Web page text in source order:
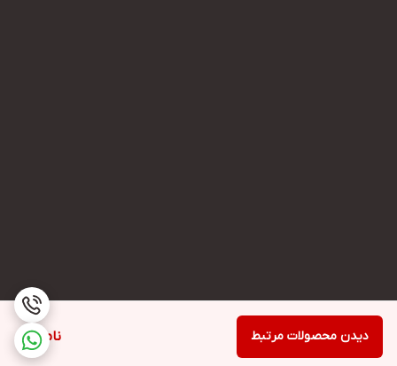
ناموجود دیدن محصولات مرتبط